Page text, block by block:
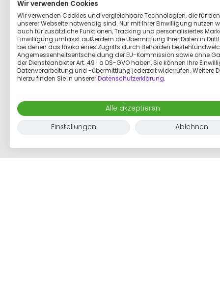
Wir verwenden Cookies
Wir verwenden Cookies und vergleichbare Technologien, die für
unserer Webseite notwendig sind. Nur mit Ihrer Einwilligung nutzen
auch für zusätzliche Funktionen, Tracking und personalisiertes
Einwilligung umfasst außerdem die Übermittlung Ihrer Daten in
bei denen das Risiko eines Zugriffs durch Behörden
Angemessenheitsentscheidung der EU-Kommission sowie ohne
der Diensteanbieter Art. 49 I a DS-GVO haben, Sie können Ihre
Datenverarbeitung und -übermittlung jederzeit widerrufen. Weitere
hierzu finden Sie in unsererDatenschutzerklärung.
Alle akzeptieren
Einstellungen
Ablehnen